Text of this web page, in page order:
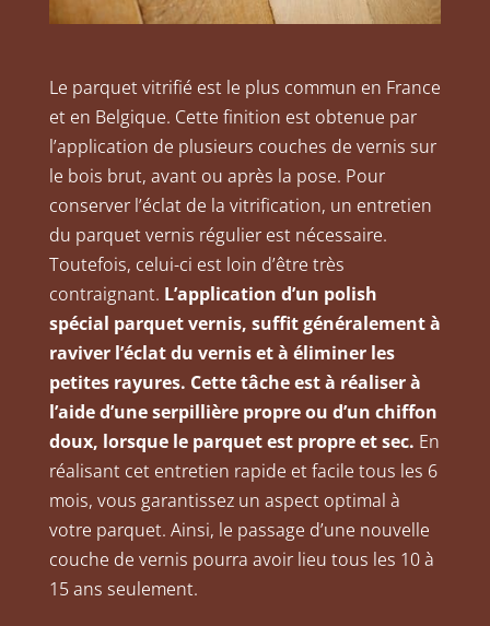
Le parquet vitrifié est le plus commun en France
et en Belgique. Cette finition est obtenue par
l’application de plusieurs couches de vernis sur
le bois brut, avant ou après la pose. Pour
conserver l’éclat de la vitrification, un entretien
du parquet vernis régulier est nécessaire.
Toutefois, celui-ci est loin d’être très
contraignant. L’application d’un polish
spécial parquet vernis, suffit généralement à
raviver l’éclat du vernis et à éliminer les
petites rayures. Cette tâche est à réaliser à
l’aide d’une serpillière propre ou d’un chiffon
doux, lorsque le parquet est propre et sec. En
réalisant cet entretien rapide et facile tous les 6
mois, vous garantissez un aspect optimal à
votre parquet. Ainsi, le passage d’une nouvelle
couche de vernis pourra avoir lieu tous les 10 à
15 ans seulement.